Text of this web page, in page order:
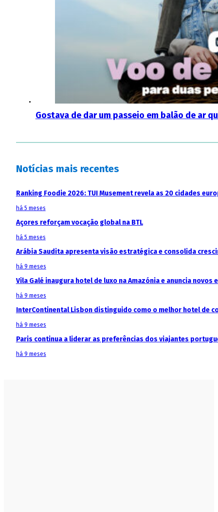
Gostava de dar um passeio em balão de ar
Notícias mais recentes
Ranking Foodie 2026: TUI Musement revela as 20 cidades
há 5 meses
Açores reforçam vocação global na BTL
há 5 meses
Arábia Saudita apresenta visão estratégica e consolida
há 9 meses
Vila Galé inaugura hotel de luxo na Amazónia e anuncia
há 9 meses
InterContinental Lisbon distinguido como o melhor hotel de
há 9 meses
Paris continua a liderar as preferências dos viajantes
há 9 meses